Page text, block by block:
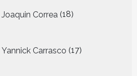
Joaquin Correa 18
producten
Yannick Carrasco 17
producten